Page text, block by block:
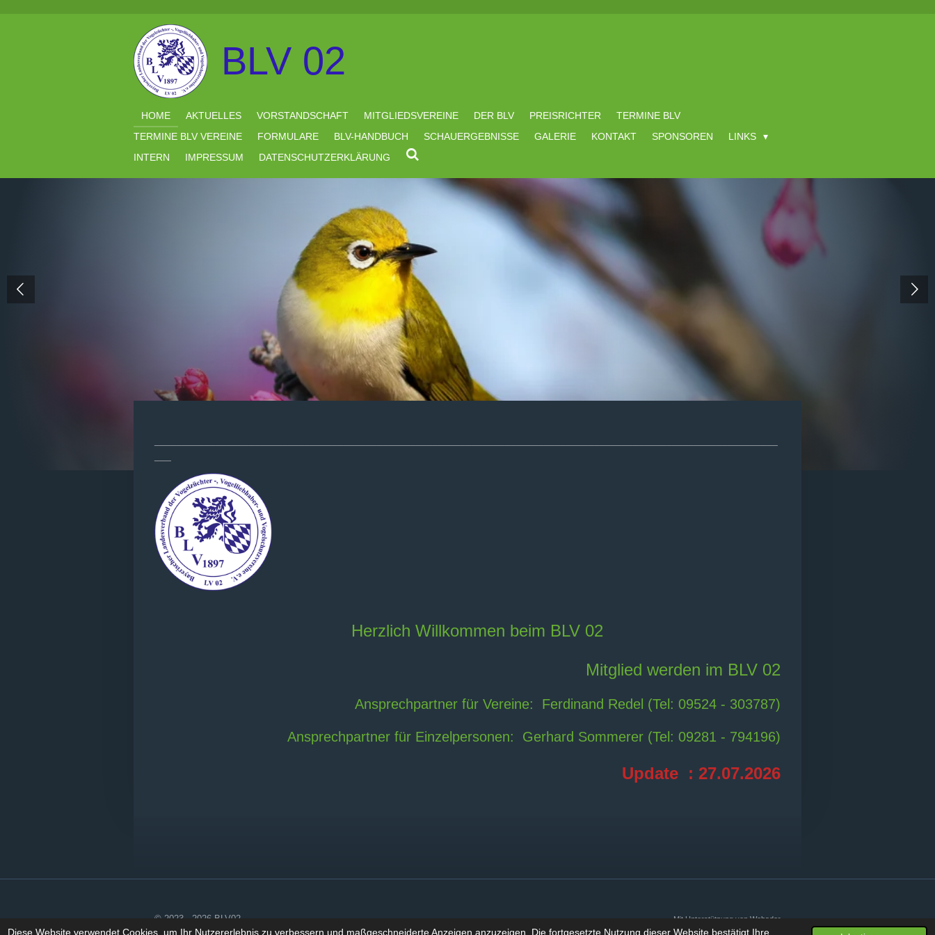
Diese Website verwendet Cookies, um Ihr Nutzererlebnis zu verbessern und maßgeschneiderte Anzeigen anzuzeigen. Die fortgesetzte Nutzung dieser Website bestätigt Ihre
BLV 02
HOME AKTUELLES VORSTANDSCHAFT MITGLIEDSVEREINE DER BLV PREISRICHTER
TERMINE BLV
TERMINE BLV VEREINE
FORMULARE BLV-HANDBUCH SCHAUERGEBNISSE GALERIE KONTAKT SPONSOREN
LINKS
INTERN
IMPRESSUM DATENSCHUTZERKLÄRUNG
Herzlich Willkommen beim BLV 02
Mitglied werden im BLV 02
Ansprechpartner für Vereine: Ferdinand Redel (Tel: 09524 - 303787)
Ansprechpartner für Einzelpersonen: Gerhard Sommerer (Tel: 09281 - 794196)
Update : 27.07.2026
© 2023 - 2026 BLV02 Mit Unterstützung von Webador